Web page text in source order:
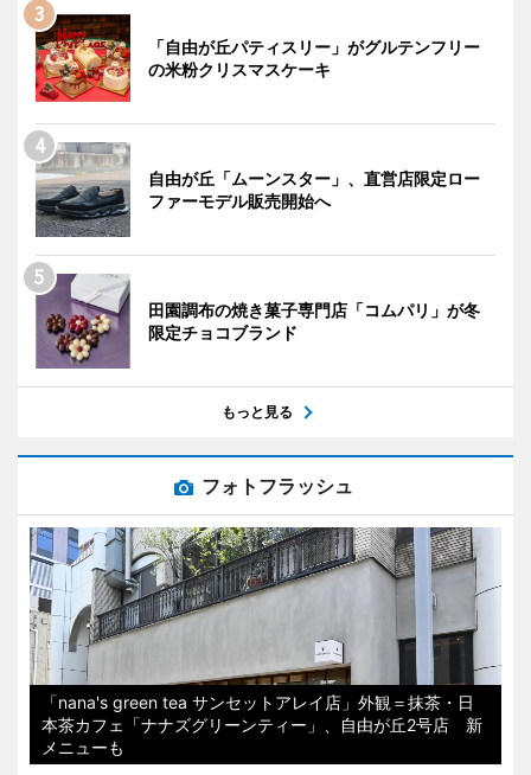
「自由が丘パティスリー」がグルテンフリー
の米粉クリスマスケーキ
自由が丘「ムーンスター」、直営店限定ロー
ファーモデル販売開始へ
田園調布の焼き菓子専門店「コムパリ」が冬
限定チョコブランド
もっと見る
フォトフラッシュ
「nana's green tea サンセットアレイ店」外観＝抹茶・日
本茶カフェ「ナナズグリーンティー」、自由が丘2号店 新
メニューも